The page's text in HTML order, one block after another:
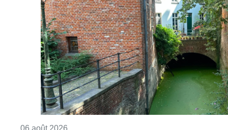
La police lance un avis de
recherche après le viol d’une
femme de 33 ans à Bruxelles